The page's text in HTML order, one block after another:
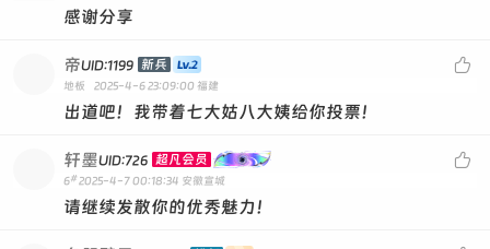
ALDGOAYWQRKFH
ALDRAFDBJUOWV
ALDEDTAHXZKMQ
ALDWSMNACVOJK
ALDQPWGKTUNZH
ALDQLWFNTYBUX
ALDJFNKAPMUZT
感谢分享

帝UID:1199 新兵
地板 2025-4-6 23:09:00 福建
出道吧！我带着七大姑八大姨给你投票！

轩墨UID:726 超凡会员
6# 2025-4-7 00:18:34 安徽宣城
请继续发散你的优秀魅力！